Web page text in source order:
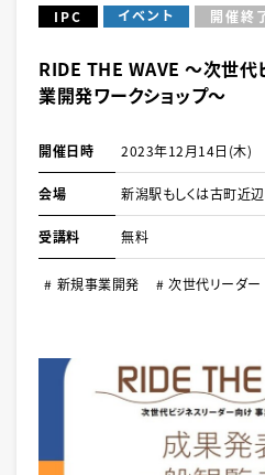
IPC イベント 開催終
RIDE THE WAVE ～次世代
業開発ワークショップ～
開催日時 2023年12月14日(木)
会場 新潟駅もしくは古町近辺
受講料 無料
新規事業開発 次世代リーダー